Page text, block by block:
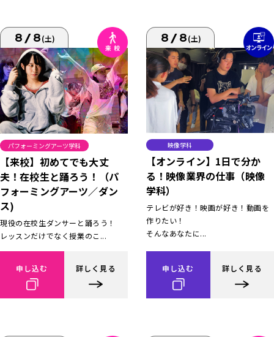
8/8(土)
パフォーミングアーツ学科
【来校】初めてでも大丈
夫！在校生と踊ろう！（パ
フォーミングアーツ／ダン
ス)
現役の在校生ダンサーと踊ろう！
レッスンだけでなく授業のこ...
申し込む 詳しく見る
8/8(土)
映像学科
【オンライン】1日で分か
る！映像業界の仕事（映像
学科）
テレビが好き！映画が好き！動画を
作りたい！
そんなあなたに...
申し込む 詳しく見る